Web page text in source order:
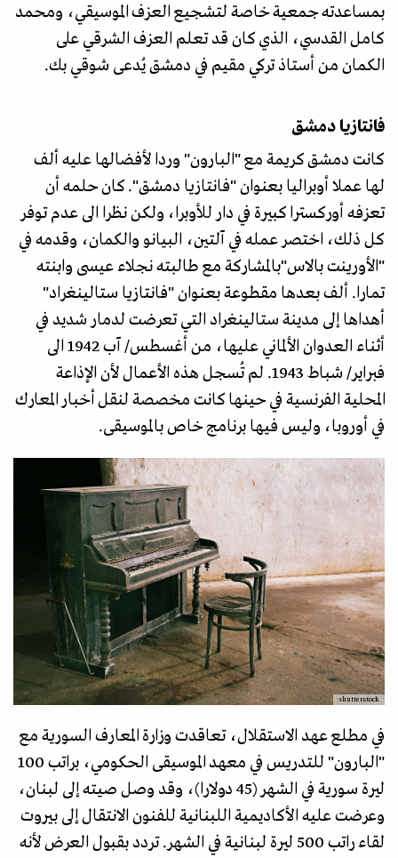
بمساعدته جمعية خاصة لتشجيع العزف الموسيقي، ومحمد
كامل القدسي، الذي كان قد تعلم العزف الشرقي على
الكمان من أستاذ تركي مقيم في دمشق يُدعى شوقي بك.
فانتازيا دمشق
كانت دمشق كريمة مع "البارون" وردا لأفضالها عليه ألف
لها عملا أوبراليا بعنوان "فانتازيا دمشق". كان حلمه أن
تعزفه أوركسترا كبيرة في دار للأوبرا، ولكن نظرا الى عدم توفر
كل ذلك، اختصر عمله في آلتين، البيانو والكمان، وقدمه في
"الأورينت بالاس"بالمشاركة مع طالبته نجلاء عيسى وابنته
تمارا. ألف بعدها مقطوعة بعنوان "فانتازيا ستالينغراد"
أهداها إلى مدينة ستالينغراد التي تعرضت لدمار شديد في
أثناء العدوان الألماني عليها، من أغسطس/ آب 1942 الى
فبراير/ شباط 1943. لم تُسجل هذه الأعمال لأن الإذاعة
المحلية الفرنسية في حينها كانت مخصصة لنقل أخبار المعارك
في أوروبا، وليس فيها برنامج خاص بالموسيقى.
shutterstock
في مطلع عهد الاستقلال، تعاقدت وزارة المعارف السورية مع
"البارون" للتدريس في معهد الموسيقى الحكومي، براتب 100
ليرة سورية في الشهر (45 دولارا)، وقد وصل صيته إلى لبنان،
وعرضت عليه الأكاديمية اللبنانية للفنون الانتقال إلى بيروت
لقاء راتب 500 ليرة لبنانية في الشهر. تردد بقبول العرض لأنه